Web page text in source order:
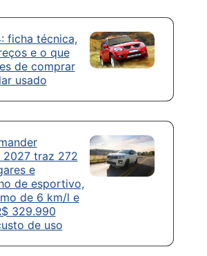
ficha técnica,
e o que
de comprar
usado
2027 traz 272
e
de esportivo,
de 6 km/l e
329.990
de uso